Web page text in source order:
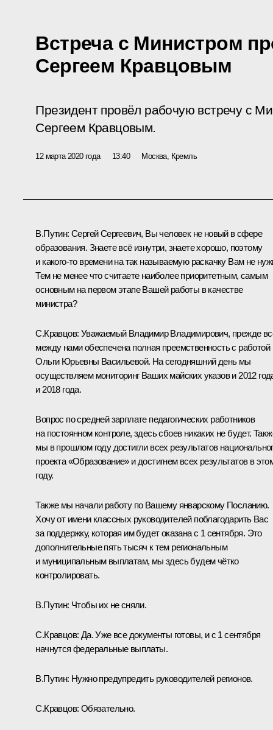
Встреча с Министром
Сергеем Кравцовым
Президент провёл рабочую встречу с
Сергеем Кравцовым.
12 марта 2020 года 13:40 Москва, Кремль
В.Путин: Сергей Сергеевич, Вы человек не новый в сфере
образования. Знаете всё изнутри, знаете хорошо, поэтому
и какого‑то времени на так называемую раскачку Вам не
Тем не менее что считаете наиболее приоритетным, самым
основным на первом этапе Вашей работы в качестве
министра?
С.Кравцов: Уважаемый Владимир Владимирович, прежде
между нами обеспечена полная преемственность с работой
Ольги Юрьевны Васильевой. На сегодняшний день мы
осуществляем мониторинг Ваших майских указов и 2012
и 2018 года.
Вопрос по средней зарплате педагогических работников
на постоянном контроле, здесь сбоев никаких не будет.
мы в прошлом году достигли всех результатов
проекта «Образование» и достигнем всех результатов в
году.
Также мы начали работу по Вашему январскому Посланию.
Хочу от имени классных руководителей поблагодарить Вас
за поддержку, которая им будет оказана с 1 сентября. Это
дополнительные пять тысяч к тем региональным
и муниципальным выплатам, мы здесь будем чётко
контролировать.
В.Путин: Чтобы их не сняли.
С.Кравцов: Да. Уже все документы готовы, и с 1 сентября
начнутся федеральные выплаты.
В.Путин: Нужно предупредить руководителей регионов.
С.Кравцов: Обязательно.